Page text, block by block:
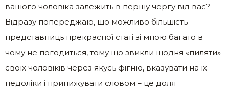
вашого чоловіка залежить в першу чергу від вас?
Відразу попереджаю, що можливо більшість
представниць прекрасної статі зі мною багато в
чому не погодиться, тому що звикли щодня «пиляти»
своїх чоловіків через якусь фігню, вказувати на їх
недоліки і принижувати словом – це доля